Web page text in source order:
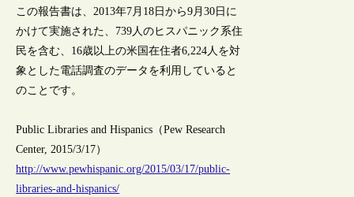
この報告書は、2013年7月18日から9月30日に
かけて実施された、739人のヒスパニック系住
民を含む、16歳以上の米国在住者6,224人を対
象とした電話調査のデータを利用していると
のことです。
Public Libraries and Hispanics（Pew Research
Center, 2015/3/17）
http://www.pewhispanic.org/2015/03/17/public-
libraries-and-hispanics/